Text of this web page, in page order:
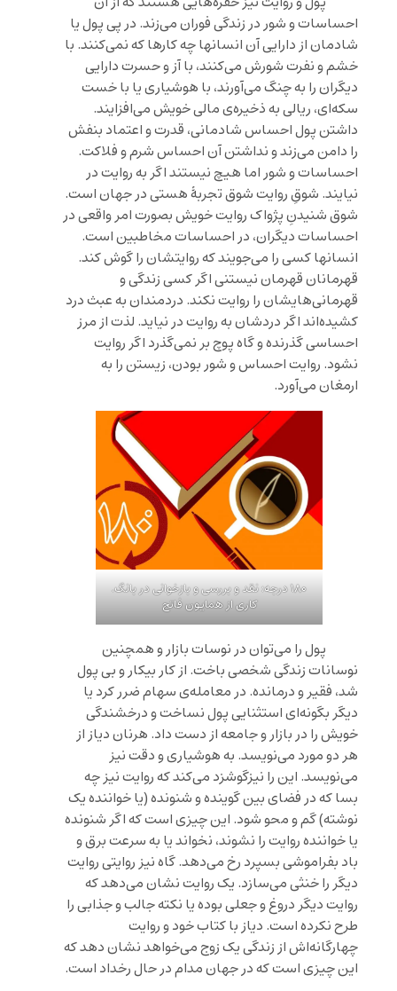
احساسات و شور در زندگی فوران می‌زند. در پی پول یا
شادمان از دارایی آن انسانها چه کارها که نمی‌کنند. با
خشم و نفرت شورش می‌کنند، با آز و حسرت دارایی
دیگران را به چنگ می‌آورند، با هوشیاری یا با خست
سکه‌ای، ریالی به ذخیره‌ی مالی خویش می‌افزایند.
داشتن پول احساس شادمانی، قدرت و اعتماد بنفش
را دامن می‌زند و نداشتن آن احساس شرم و فلاکت.
احساسات و شور اما هیچ نیستند اگر به روایت در
نیایند. شوقِ روایت شوق تجربۀ هستی در جهان است.
شوق شنیدنِ پژواک روایت خویش بصورت امر واقعی در
احساسات دیگران، در احساسات مخاطبین است.
انسانها کسی را می‌جویند که روایتشان را گوش کند.
قهرمانان قهرمان نیستنی اگر کسی زندگی و
قهرمانی‌هایشان را روایت نکند. دردمندان به عبث درد
کشیده‌اند اگر دردشان به روایت در نیاید. لذت از مرز
احساسی گذرنده و گاه پوچ بر نمی‌گذرد اگر روایت
نشود. روایت احساس و شور بودن، زیستن را به
ارمغان می‌آورد.
۱۸۰ درجه: نقد و بررسی و بازخوانی در بانگ.
کاری از همایون فاتح
پول را می‌توان در نوسات بازار و همچنین
نوسانات زندگی شخصی باخت. از کار بیکار و بی پول
شد، فقیر و درمانده. در معامله‌ی سهام ضرر کرد یا
دیگر بگونه‌ای استثنایی پول نساخت و درخشندگی
خویش را در بازار و جامعه از دست داد. هرنان دیاز از
هر دو مورد می‌نویسد. به هوشیاری و دقت نیز
می‌نویسد. این را نیزگوشزد می‌کند که روایت نیز چه
بسا که در فضای بین گوینده و شنونده (یا خواننده یک
نوشته) گم و محو شود. این چیزی است که اگر شنونده
یا خواننده روایت را نشوند، نخواند یا به سرعت برق و
باد بفراموشی بسپرد رخ می‌دهد. گاه نیز روایتی روایت
دیگر را خنثی می‌سازد. یک روایت نشان می‌دهد که
روایت دیگر دروغ و جعلی بوده یا نکته جالب و جذابی را
طرح نکرده است. دیاز با کتاب خود و روایت
چهارگانه‌اش از زندگی یک زوج می‌خواهد نشان دهد که
این چیزی است که در جهان مدام در حال رخداد است.